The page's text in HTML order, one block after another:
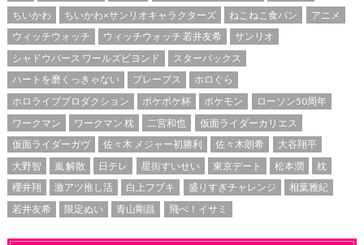
ちいかわ ちいかわ×サンリオキャラクターズ ねこねこ食パン
アニメ
ウィッチウォッチ
ウィッチウォッチ 若井友希
サンリオ
シャドウバース ワールズビヨンド
スターバックス
ハートを磨くっきゃない
ブレーブス
ホロぐら
ホロライブプロダクション
ポケポケ杯 ポケモン
ローソン50周年
ワークマン
ワークマン 枕 二宮和也
仮面ライダーカリエス
仮面ライダーガヴ
佐々木 メジャー初勝利 佐々木朗希
大谷翔平
大野智
嵐 解散 日テレ 星街すいせい 東京デート 松本潤
枕
櫻井翔
激アツ推し活 白上フブキ 盛りすぎチャレンジ
相葉雅紀
若井友希
限定ぬい 青山剛昌 飛べ！イサミ